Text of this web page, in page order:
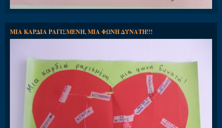
ΜΙΑ ΚΑΡΔΙΑ ΡΑΓΙΣΜΕΝΗ, ΜΙΑ ΦΩΝΗ ΔΥΝΑΤΗ!!!